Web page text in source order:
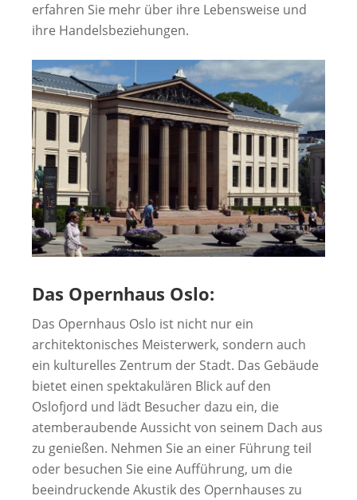
erfahren Sie mehr über ihre Lebensweise und
ihre Handelsbeziehungen.
Das Opernhaus Oslo:
Das Opernhaus Oslo ist nicht nur ein
architektonisches Meisterwerk, sondern auch
ein kulturelles Zentrum der Stadt. Das Gebäude
bietet einen spektakulären Blick auf den
Oslofjord und lädt Besucher dazu ein, die
atemberaubende Aussicht von seinem Dach aus
zu genießen. Nehmen Sie an einer Führung teil
oder besuchen Sie eine Aufführung, um die
beeindruckende Akustik des Opernhauses zu